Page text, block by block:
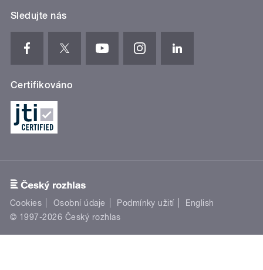
Sledujte nás
Certifikováno
Cookies Osobní údaje Podmínky užití
English
© 1997-2026 Český rozhlas